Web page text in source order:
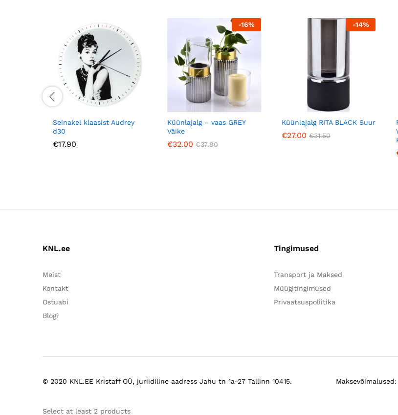
Seinakel klaasist Audrey
d30
€17.90
-16%
Küünlajalg – vaas GREY
Väike
€32.00 €37.90
-14%
Küünlajalg RITA BLACK Suur
€27.00 €31.50
KNL.ee
Meist
Kontakt
Ostuabi
Blogi
Tingimused
Transport ja Maksed
Müügitingimused
Privaatsuspoliitika
© 2020 KNL.EE Kristaff OÜ, juriidiline aadress Jahu tn 1a-27 Tallinn 10415. Maksevõimalused:
Select at least 2 products